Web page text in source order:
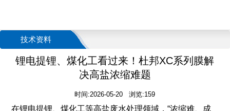
技术资料
锂电提锂、煤化工看过来！杜邦XC系列膜解
决高盐浓缩难题
时间:2026-05-20 浏览:159
在锂电提锂、煤化工等高盐废水处理领域，“浓缩难、成